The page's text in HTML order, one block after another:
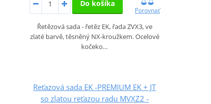
Do košíka
Porovnať
Řetězová sada - řetěz EK, řada ZVX3, ve
zlaté barvě, těsněný NX-kroužkem. Ocelové
kočeko…
Reťazová sada EK -PREMIUM EK + JT
so zlatou reťazou radu MVXZ2 -